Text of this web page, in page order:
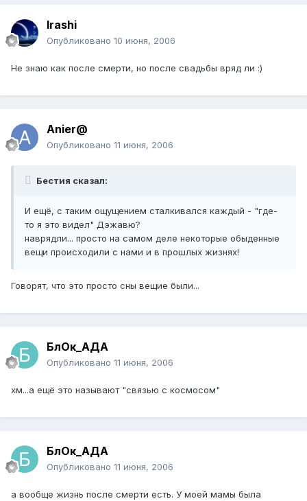
Irashi
Опубликовано 10 июня, 2006
Не знаю как после смерти, но после свадьбы вряд ли :)
Anier@
Опубликовано 11 июня, 2006
Бестия сказал:
И ещё, с таким ощущением сталкивался каждый - "где-
то я это видел" Дэжавю?
наврядли... просто на самом деле некоторые обыденные
вещи происходили с нами и в прошлых жизнях!
Говорят, что это просто сны вещие были...
БлОк_АДА
Опубликовано 11 июня, 2006
хм...а ещё это называют "связью с космосом"
БлОк_АДА
Опубликовано 11 июня, 2006
а вообще жизнь после смерти есть. У моей мамы была